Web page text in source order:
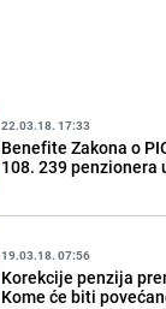
22.03.18. 17:33
Benefite Zakona o
108. 239 penzionera
19.03.18. 07:56
Korekcije penzija
Kome će biti